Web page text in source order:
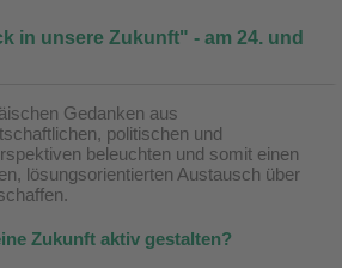
in unsere Zukunft" - am 24. und
Gedanken aus
politischen und
beleuchten und somit einen
lösungsorientierten Austausch über
.
seine Zukunft aktiv gestalten?